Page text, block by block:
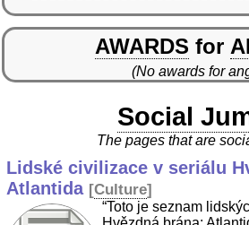
AWARDS for
(No awards for
Social
The pages that are
Lidské civilizace v seriálu
Atlantida [Culture]
“Toto je seznam